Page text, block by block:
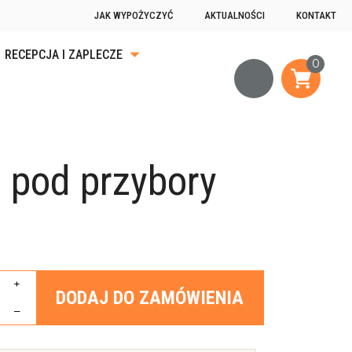
JAK WYPOŻYCZYĆ AKTUALNOŚCI KONTAKT
RECEPCJA I ZAPLECZE
OGRZEWANIE
przybory
+
–
DODAJ DO ZAMÓWIENIA